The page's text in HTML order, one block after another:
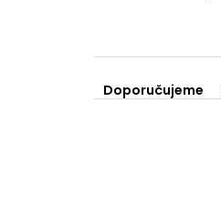
a
z
Doporučujeme